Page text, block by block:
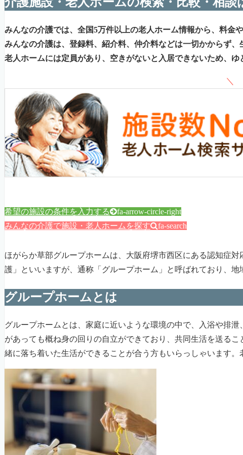
みんなの介護では、全国5万件以上の老人ホーム情報から、料金
みんなの介護は、登録料、紹介料、仲介料などは一切かからず
老人ホームには定員があり、空きがないと入居できないため、ゆ
＼
希望の施設の条件を入力する fa-arrow-circle-right
みんなの介護で施設・老人ホームを探す fa-search
ほがらか草部グループホームは、大阪府堺市西区にある認知症
護」といいますが、通称「グループホーム」と呼ばれており、
グループホームとは
グループホームとは、家庭に近いような環境の中で、入浴や排
があっても概ね身の回りの自立ができており、共同生活を送る
緒に落ち着いた生活ができることが合う方もいらっしゃいます